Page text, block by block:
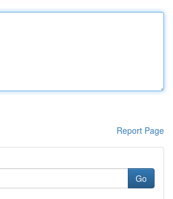
Report Page
Go